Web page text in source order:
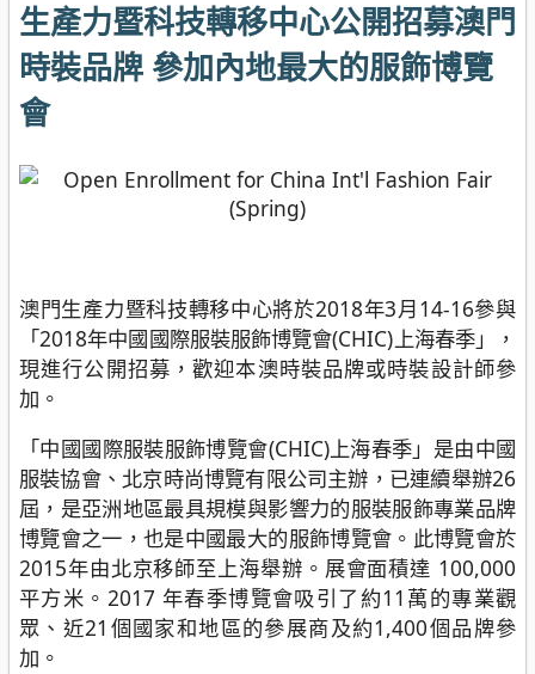
生產力暨科技轉移中心公開招募澳門
時裝品牌 參加內地最大的服飾博覽
會
澳門生產力暨科技轉移中心將於2018年3月14-16參與
「2018年中國國際服裝服飾博覽會(CHIC)上海春季」，
現進行公開招募，歡迎本澳時裝品牌或時裝設計師參
加。
「中國國際服裝服飾博覽會(CHIC)上海春季」是由中國
服裝協會、北京時尚博覽有限公司主辦，已連續舉辦26
屆，是亞洲地區最具規模與影響力的服裝服飾專業品牌
博覽會之一，也是中國最大的服飾博覽會。此博覽會於
2015年由北京移師至上海舉辦。展會面積達 100,000
平方米。2017 年春季博覽會吸引了約11萬的專業觀
眾、近21個國家和地區的參展商及約1,400個品牌參
加。